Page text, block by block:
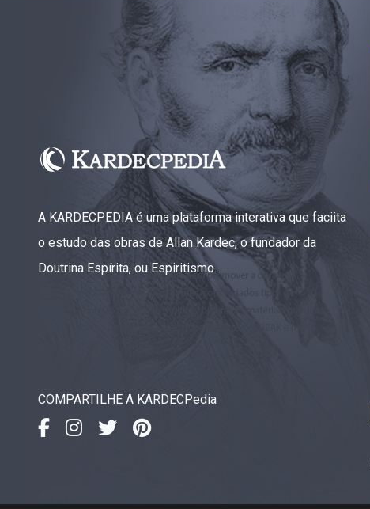
A KARDECPEDIA é uma plataforma interativa que faciita
o estudo das obras de Allan Kardec, o fundador da
Doutrina Espírita, ou Espiritismo.
COMPARTILHE A KARDECPedia